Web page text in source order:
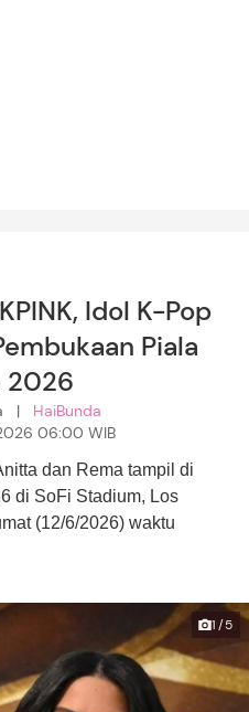
Idol K-Pop
Piala
2026
| HaiBunda
06:00 WIB
dan Rema tampil di
di SoFi Stadium, Los
(12/6/2026) waktu
1/5